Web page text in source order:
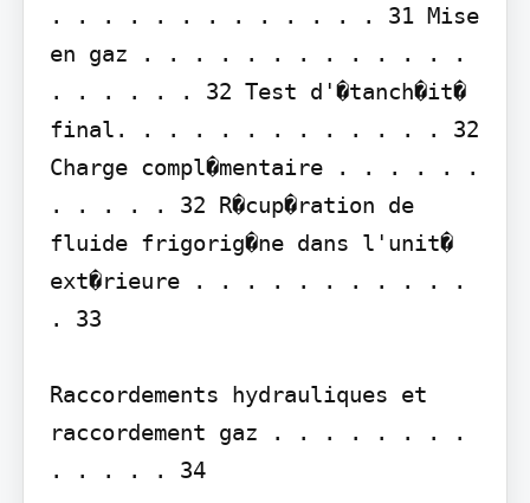
. . . . . . . . . . . . . 31 Mise
en gaz . . . . . . . . . . . . .
. . . . . . 32 Test d'�tanch�it�
final. . . . . . . . . . . . . 32
Charge compl�mentaire . . . . . .
. . . . . 32 R�cup�ration de
fluide frigorig�ne dans l'unit�
ext�rieure . . . . . . . . . . .
. 33
Raccordements hydrauliques et
raccordement gaz . . . . . . . .
. . . . . 34